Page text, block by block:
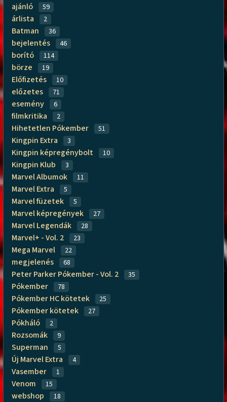
ajánló 59
árlista 2
Batman 36
bejelentés 46
borító 114
börze 19
Előfizetés 10
előzetes 71
esemény 6
filmkritika 2
Hihetetlen Pókember 51
Kingpin Extra 3
Kingpin képregénybolt 10
Kingpin Klub 3
Marvel Albumok 11
Marvel Extra 5
Marvel füzetek 5
Marvel képregények 27
Marvel Legendák 28
Marvel+ - Vol. 2 23
Mega Marvel 22
megjelenés 68
Peter Parker Pókember - Vol. 2 35
Pókember 78
Pókember HC kötetek 25
Pókember kötetek 27
Pókháló 2
Rozsomák 9
Superman 5
Új Marvel Extra 4
Vasember 1
Venom 15
webshop 18